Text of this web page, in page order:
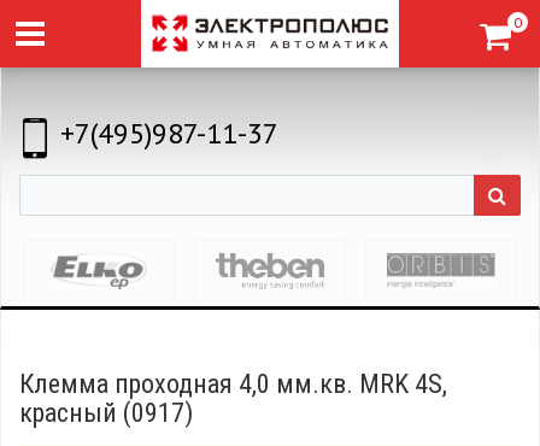
0
+7(495)987-11-37
Клемма проходная 4,0 мм.кв. MRK 4S,
красный (0917)